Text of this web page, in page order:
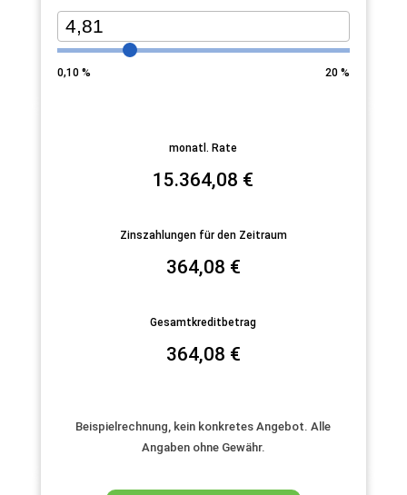
0,10% 20 %
monatl. Rate
15.364,08 €
Zinszahlungen für den Zeitraum
364,08 €
Gesamtkreditbetrag
364,08 €
Beispielrechnung, kein konkretes Angebot. Alle
Angaben ohne Gewähr.